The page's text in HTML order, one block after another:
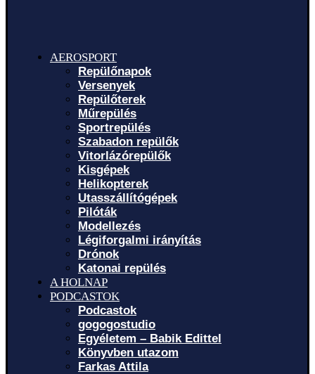
AEROSPORT
Repülőnapok
Versenyek
Repülőterek
Műrepülés
Sportrepülés
Szabadon repülők
Vitorlázórepülők
Kisgépek
Helikopterek
Utasszállítógépek
Pilóták
Modellezés
Légiforgalmi irányítás
Drónok
Katonai repülés
A HOLNAP
PODCASTOK
Podcastok
gogogostudio
Egyéletem – Babik Edittel
Könyvben utazom
Farkas Attila